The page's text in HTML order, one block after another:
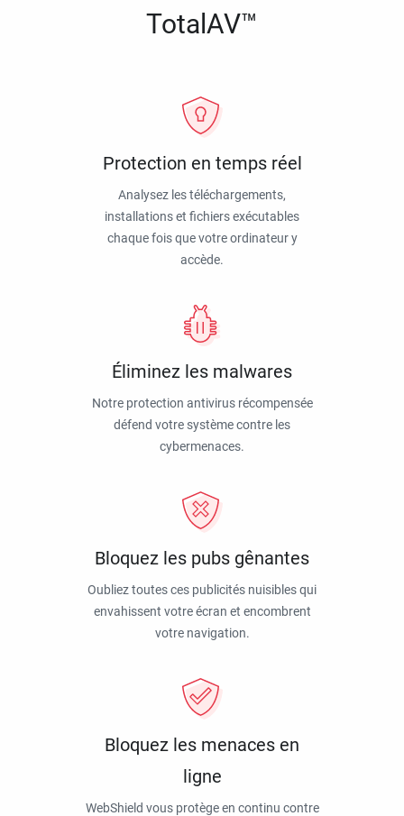
TotalAV™
Protection en temps réel
Analysez les téléchargements,
installations et fichiers exécutables
chaque fois que votre ordinateur y
accède.
Éliminez les malwares
Notre protection antivirus récompensée
défend votre système contre les
cybermenaces.
Bloquez les pubs gênantes
Oubliez toutes ces publicités nuisibles qui
envahissent votre écran et encombrent
votre navigation.
Bloquez les menaces en
ligne
WebShield vous protège en continu contre